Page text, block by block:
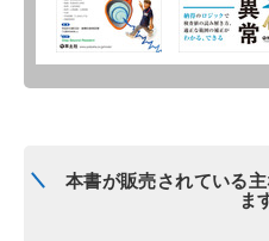
本書が販売されている
ま